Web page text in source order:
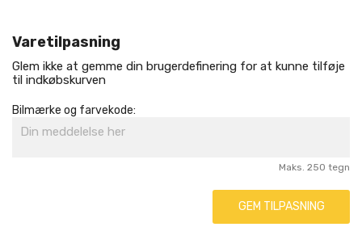
Varetilpasning
Glem ikke at gemme din brugerdefinering for at kunne tilføje
til indkøbskurven
Bilmærke og farvekode:
Maks. 250 tegn
GEM TILPASNING